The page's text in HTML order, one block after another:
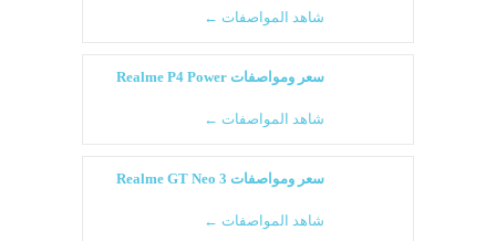
شاهد المواصفات ←
سعر ومواصفات Realme P4 Power
شاهد المواصفات ←
سعر ومواصفات Realme GT Neo 3
شاهد المواصفات ←